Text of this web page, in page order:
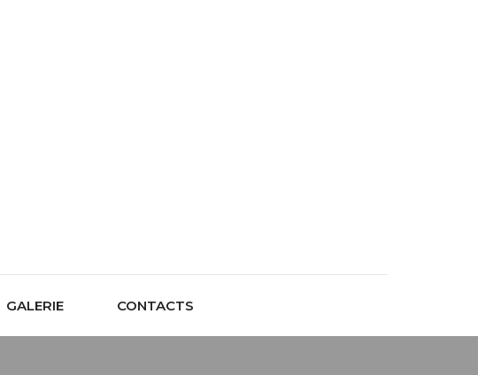
GALERIE CONTACTS